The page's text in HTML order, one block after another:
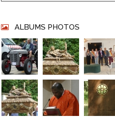
ALBUMS PHOTOS